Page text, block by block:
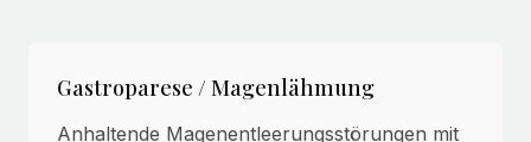
Gastroparese / Magenlähmung
Anhaltende Magenentleerungsstörungen mit